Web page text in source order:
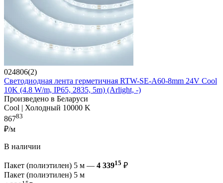
024806(2)
Светодиодная лента герметичная RTW-SE-A60-8mm 24V Cool
10K (4.8 W/m, IP65, 2835, 5m) (Arlight, -)
Произведено в Беларуси
Cool | Холодный 10000 K
86783
₽/м
В наличии
Пакет (полиэтилен) 5 м — 4 33915 ₽
Пакет (полиэтилен) 5 м